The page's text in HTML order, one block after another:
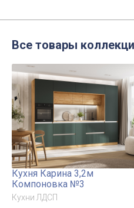
Все товары
Кухня Карина 3,2м
Компоновка №3
Кухни ЛДСП